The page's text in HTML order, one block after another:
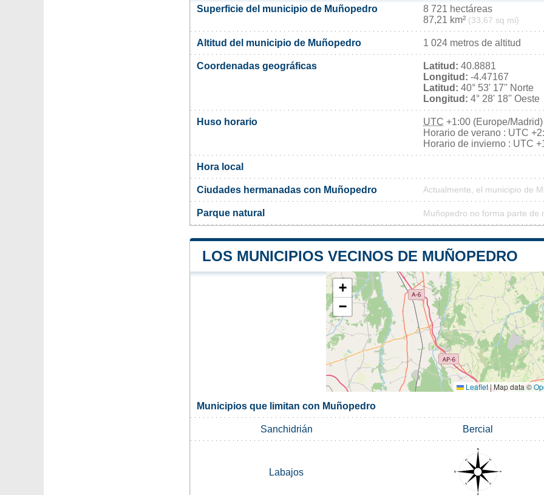
Superficie del municipio de Muñopedro
8 721 hectáreas
87,21 km² (33,67 sq mi)
Altitud del municipio de Muñopedro 1 024 metros de altitud
Coordenadas geográficas Latitud: 40.8881
Longitud: -4.47167
Latitud: 40° 53' 17'' Norte
Longitud: 4° 28' 18'' Oeste
Huso horario UTC +1:00 (Europe/Madrid)
Horario de verano : UTC
Horario de invierno : UTC
Hora local
Ciudades hermanadas con Muñopedro Actualmente, el municipio de
Parque natural Muñopedro no forma parte de
LOS MUNICIPIOS VECINOS DE MUÑOPEDRO
+
−
Leaflet|Map data ©
Municipios que limitan con Muñopedro
Sanchidrián Bercial
Labajos